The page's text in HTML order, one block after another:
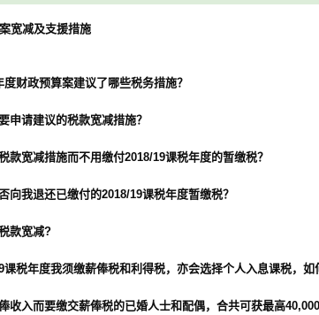
宽减及支援措施
度财政预算案建议了哪些税务措施？
申请建议的税款宽减措施？
款宽减措施而不用缴付2018/19课税年度的暂缴税？
向我退还已缴付的2018/19课税年度暂缴税？
款宽减?
课税年度我须缴薪俸税和利得税，亦会选择个人入息课税，
收入而要缴交薪俸税的已婚人士和配偶，合共可获最高